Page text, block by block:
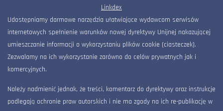
Linkdex
Udostępniamy darmowe narzędzia ułatwiające wydawcom serwisów
internetowych spełnienie warunków nowej dyrektywy Unijnej nakazującej
umieszczanie informacji o wykorzystaniu plików cookie (ciasteczek).
Zezwalamy na ich wykorzystanie zarówno do celów prywatnych jak i
komercyjnych.
Należy nadmienić jednak, że treści, komentarz do dyrektywy oraz instrukcje
podlegają ochronie praw autorskich i nie ma zgody na ich re-publikację w